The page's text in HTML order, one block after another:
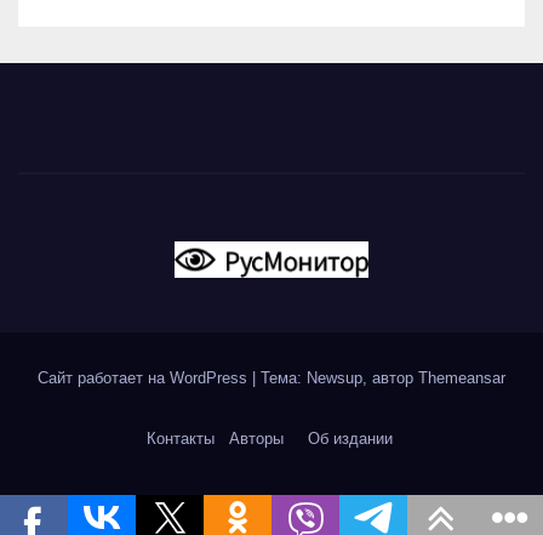
Сайт работает на WordPress | Тема: Newsup, автор Themeansar
Контакты Авторы Об издании